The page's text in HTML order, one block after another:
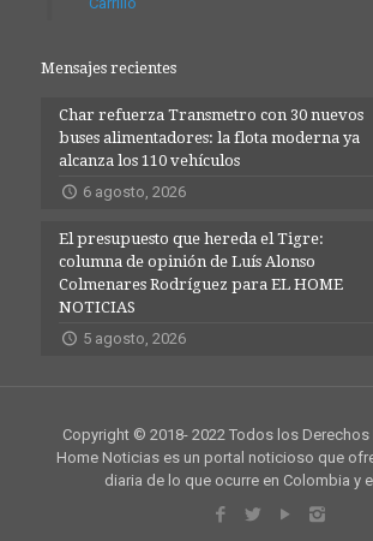
Mensajes recientes
Char refuerza Transmetro con 30 nuevos
buses alimentadores: la flota moderna ya
alcanza los 110 vehículos
6 agosto, 2026
El presupuesto que hereda el Tigre:
columna de opinión de Luís Alonso
Colmenares Rodríguez para EL HOME
NOTICIAS
5 agosto, 2026
Copyright © 2018- 2022 Todos los Derechos
Home Noticias es un portal noticioso que
diaria de lo que ocurre en Colombia y